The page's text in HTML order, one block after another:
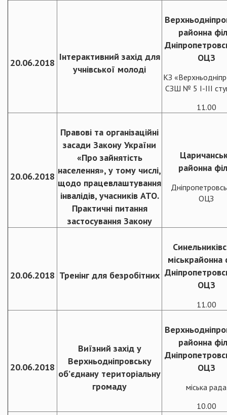
20.06.2018
Інтерактивний захід для
учнівської молоді
районна
ОЦЗ
КЗ
СЗШ № 5 I-III
11.00
20.06.2018
Правові та організаційні
засади Закону України
«Про зайнятість
населення», у тому числі,
щодо працевлаштування
інвалідів, учасників АТО.
Практичні питання
застосування Закону
районна
ОЦЗ
20.06.2018 Тренінг для безробітних
міськрайонна
ОЦЗ
11.00
20.06.2018
Виїзний захід у
Верхньодніпровську
об’єднану територіальну
громаду
районна
ОЦЗ
міська рада
10.00